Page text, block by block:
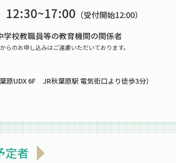
12:30~17:00 （受付開始12:00）
校教職員等の教育機関の関係者
のお申し込みはご遠慮いただいております。
原UDX 6F JR秋葉原駅 電気街口より徒歩3分）
定者